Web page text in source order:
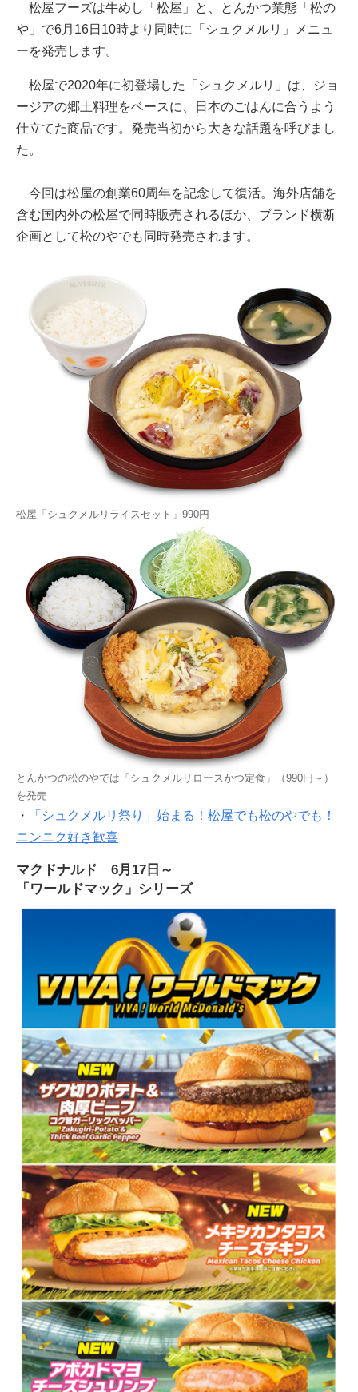
松屋フーズは牛めし「松屋」と、とんかつ業態「松の
や」で6月16日10時より同時に「シュクメルリ」メニュ
ーを発売します。
松屋で2020年に初登場した「シュクメルリ」は、ジョ
ージアの郷土料理をベースに、日本のごはんに合うよう
仕立てた商品です。発売当初から大きな話題を呼びまし
た。
今回は松屋の創業60周年を記念して復活。海外店舗を
含む国内外の松屋で同時販売されるほか、ブランド横断
企画として松のやでも同時発売されます。
松屋「シュクメルリライスセット」990円
とんかつの松のやでは「シュクメルリロースかつ定食」（990円～）
を発売
・
「シュクメルリ祭り」始まる！松屋でも松のやでも！
ニンニク好き歓喜
マクドナルド 6月17日～
「ワールドマック」シリーズ